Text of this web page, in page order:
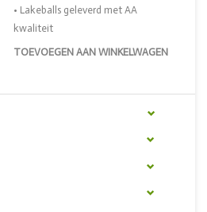
TOEVOEGEN AAN WINKELWAGEN
• Lakeballs geleverd met AA
kwaliteit